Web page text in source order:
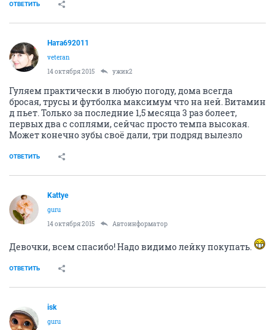
ОТВЕТИТЬ
Ната692011
veteran
14 октября 2015
ужик2
Гуляем практически в любую погоду, дома всегда
бросая, трусы и футболка максимум что на ней. Витамин
д пьет. Только за последние 1,5 месяца 3 раз болеет,
первых два с соплями, сейчас просто темпа высокая.
Может конечно зубы своё дали, три подряд вылезло
ОТВЕТИТЬ
Kattye
guru
14 октября 2015
Автоинформатор
Девочки, всем спасибо! Надо видимо лейку покупать.
ОТВЕТИТЬ
isk
guru